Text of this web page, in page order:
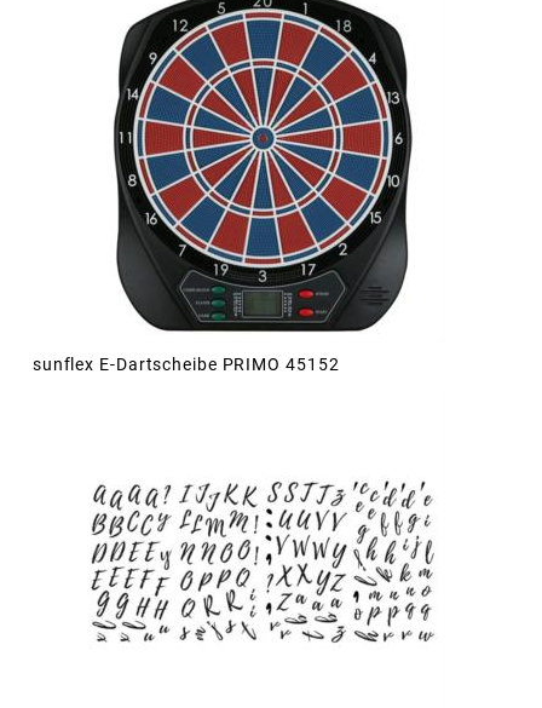
sunflex E-Dartscheibe PRIMO 45152